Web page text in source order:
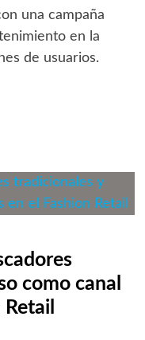
una campaña
en la
de usuarios.
como canal